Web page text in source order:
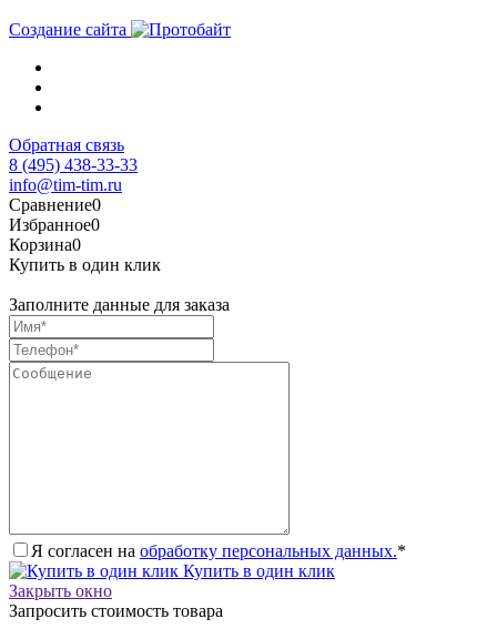
Создание сайта
Обратная связь
8 (495) 438-33-33
info@tim-tim.ru
Сравнение0
Избранное0
Корзина0
Купить в один клик
Заполните данные для заказа
Я согласен на обработку персональных данных.*
Купить в один клик
Закрыть окно
Запросить стоимость товара